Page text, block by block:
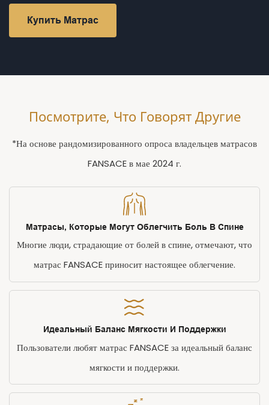
Купить Матрас
Посмотрите, Что Говорят Другие
*На основе рандомизированного опроса владельцев матрасов
FANSACE в мае 2024 г.
Матрасы, Которые Могут Облегчить Боль В Спине
Многие люди, страдающие от болей в спине, отмечают, что
матрас FANSACE приносит настоящее облегчение.
Идеальный Баланс Мягкости И Поддержки
Пользователи любят матрас FANSACE за идеальный баланс
мягкости и поддержки.